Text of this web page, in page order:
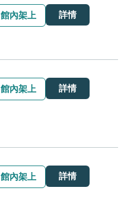
館內架上 詳情
館內架上 詳情
館內架上 詳情